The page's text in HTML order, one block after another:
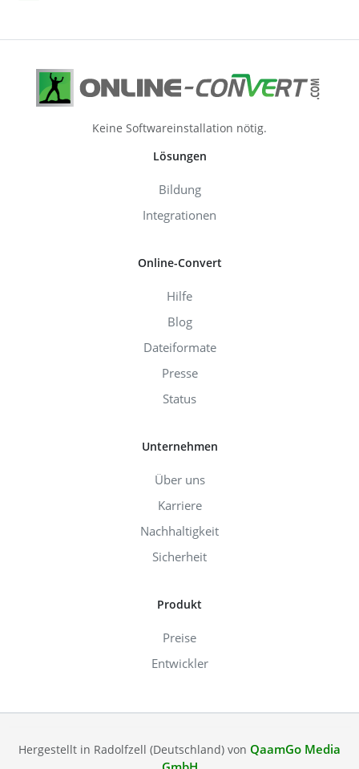
Keine Softwareinstallation nötig.
Lösungen
Bildung
Integrationen
Online-Convert
Hilfe
Blog
Dateiformate
Presse
Status
Unternehmen
Über uns
Karriere
Nachhaltigkeit
Sicherheit
Produkt
Preise
Entwickler
Hergestellt in Radolfzell (Deutschland) von QaamGo Media